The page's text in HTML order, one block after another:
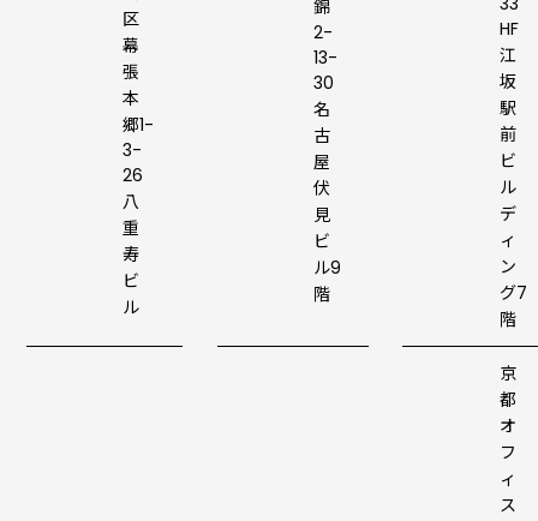
区
幕
張
本
郷1-
3-
26
八
重
寿
ビ
ル
錦
2-
13-
30
名
古
屋
伏
見
ビ
ル9
階
HF
江
坂
駅
前
ビ
ル
デ
ィ
ン
グ7
階
京
都
オ
フ
ィ
ス